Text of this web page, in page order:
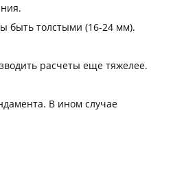
быть толстыми (16-24 мм).
расчеты еще тяжелее.
В ином случае